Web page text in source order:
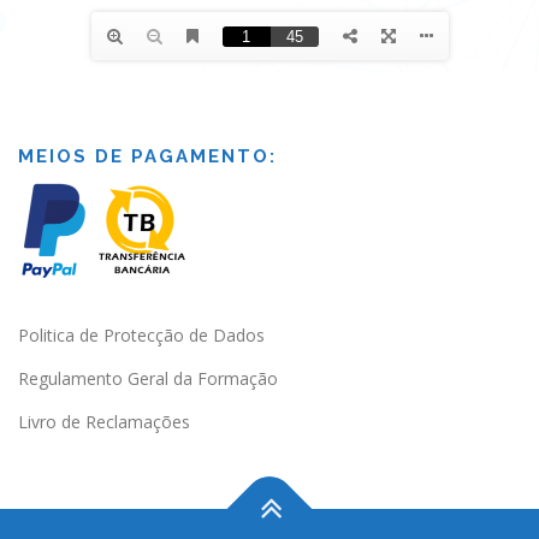
MEIOS DE PAGAMENTO:
Politica de Protecção de Dados
Regulamento Geral da Formação
Livro de Reclamações